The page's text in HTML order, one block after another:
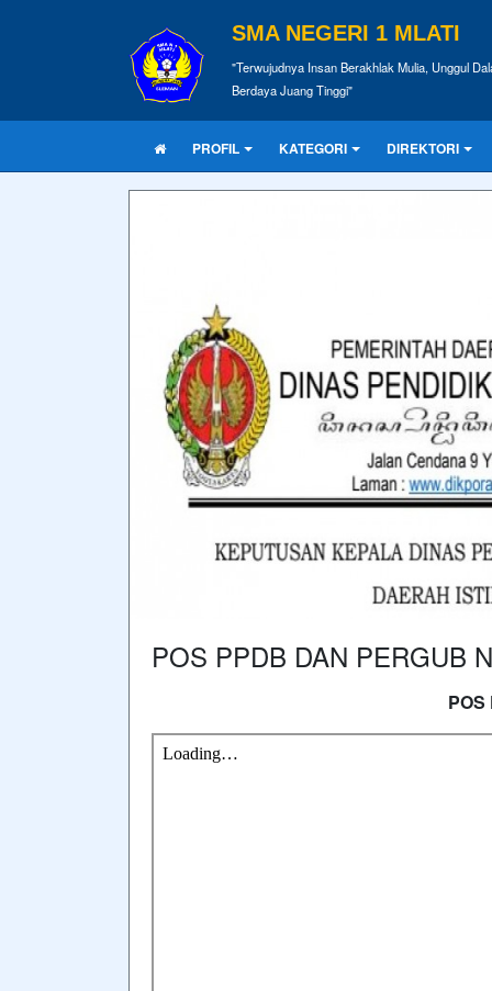
SMA NEGERI 1 MLATI
"Terwujudnya Insan Berakhlak Mulia, Unggul
Berdaya Juang Tinggi"
PROFIL KATEGORI DIREKTORI
POS PPDB DAN PERGUB
POS